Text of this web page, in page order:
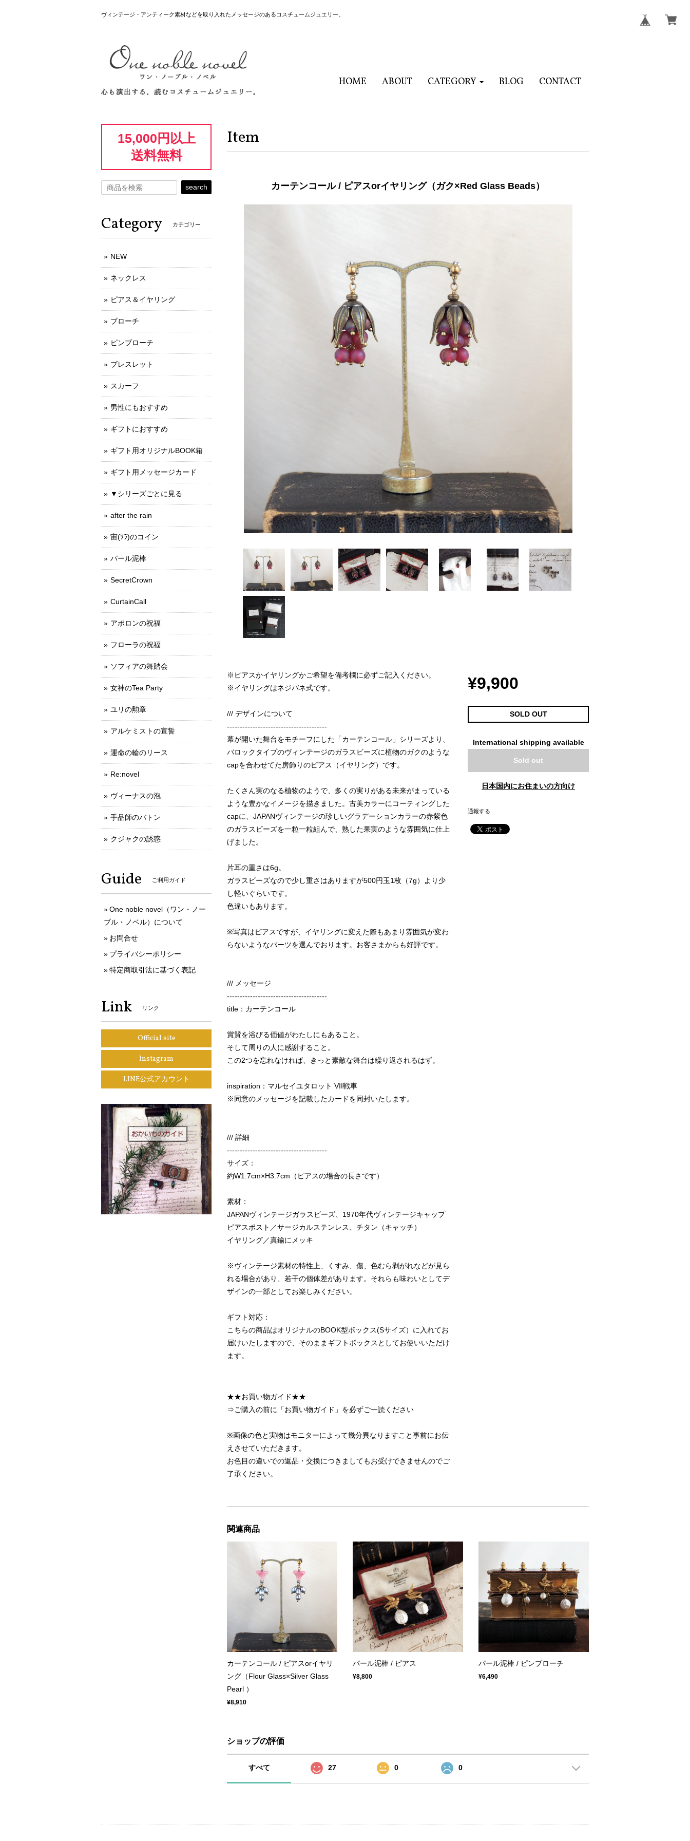
ヴィンテージ・アンティーク素材などを取り入れたメッセージのあるコスチュームジュエリー。
HOME ABOUT CATEGORY BLOG CONTACT
Item
カーテンコール / ピアスorイヤリング（ガク×Red Glass Beads）
※ピアスかイヤリングかご希望を備考欄に必ずご記入ください。
※イヤリングはネジバネ式です。
/// デザインについて
---------------------------------------
幕が開いた舞台をモチーフにした「カーテンコール」シリーズより、
バロックタイプのヴィンテージのガラスビーズに植物のガクのような
capを合わせてた房飾りのピアス（イヤリング）です。
たくさん実のなる植物のようで、多くの実りがある未来がまっている
ような豊かなイメージを描きました。古美カラーにコーティングした
capに、JAPANヴィンテージの珍しいグラデーションカラーの赤紫色
のガラスビーズを一粒一粒組んで、熟した果実のような雰囲気に仕上
げました。
片耳の重さは6g。
ガラスビーズなので少し重さはありますが500円玉1枚（7g）より少
し軽いぐらいです。
色違いもあります。
※写真はピアスですが、イヤリングに変えた際もあまり雰囲気が変わ
らないようなパーツを選んでおります。お客さまからも好評です。
/// メッセージ
---------------------------------------
title：カーテンコール
賞賛を浴びる価値がわたしにもあること。
そして周りの人に感謝すること。
この2つを忘れなければ、きっと素敵な舞台は繰り返されるはず。
inspiration：マルセイユタロット VII戦車
※同意のメッセージを記載したカードを同封いたします。
/// 詳細
---------------------------------------
サイズ：
約W1.7cm×H3.7cm（ピアスの場合の長さです）
素材：
JAPANヴィンテージガラスビーズ、1970年代ヴィンテージキャップ
ピアスポスト／サージカルステンレス、チタン（キャッチ）
イヤリング／真鍮にメッキ
※ヴィンテージ素材の特性上、くすみ、傷、色むら剥がれなどが見ら
れる場合があり、若干の個体差があります。それらも味わいとしてデ
ザインの一部としてお楽しみください。
ギフト対応：
こちらの商品はオリジナルのBOOK型ボックス(Sサイズ）に入れてお
届けいたしますので、そのままギフトボックスとしてお使いいただけ
ます。
★★お買い物ガイド★★
⇒ご購入の前に「お買い物ガイド」を必ずご一読ください
※画像の色と実物はモニターによって幾分異なりますこと事前にお伝
えさせていただきます。
お色目の違いでの返品・交換につきましてもお受けできませんのでご
了承ください。
¥9,900
SOLD OUT
International shipping available
Sold out
日本国内にお住まいの方向け
通報する
関連商品
カーテンコール / ピアスorイヤリ
ング（Flour Glass×Silver Glass
Pearl ）
¥8,910
パール泥棒 / ピアス
¥8,800
パール泥棒 / ピンブローチ
¥6,490
ショップの評価
すべて 27 0 0
15,000円以上
送料無料
search
Category カテゴリー
NEW
ネックレス
ピアス＆イヤリング
ブローチ
ピンブローチ
ブレスレット
スカーフ
男性にもおすすめ
ギフトにおすすめ
ギフト用オリジナルBOOK箱
ギフト用メッセージカード
▼シリーズごとに見る
after the rain
宙(ｿﾗ)のコイン
パール泥棒
SecretCrown
CurtainCall
アポロンの祝福
フローラの祝福
ソフィアの舞踏会
女神のTea Party
ユリの勲章
アルケミストの宣誓
運命の輪のリース
Re:novel
ヴィーナスの泡
手品師のバトン
クジャクの誘惑
Guide ご利用ガイド
One noble novel（ワン・ノー
ブル・ノベル）について
お問合せ
プライバシーポリシー
特定商取引法に基づく表記
Link リンク
Official site
Instagram
LINE公式アカウント